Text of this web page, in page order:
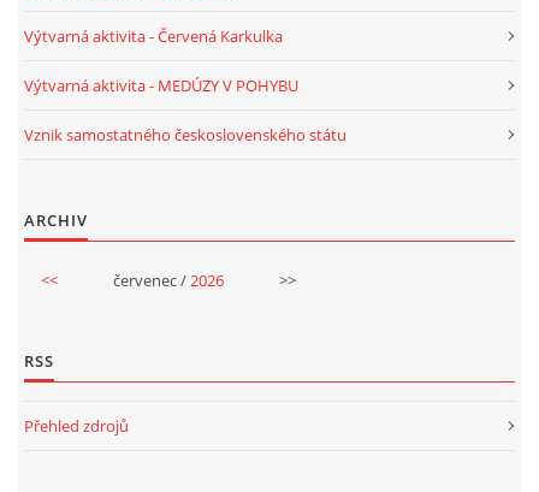
SMYSLOVÁ AKTIVITA
Výtvarná aktivita - Červená Karkulka
Výtvarná aktivita - MEDÚZY V POHYBU
Vznik samostatného československého státu
ARCHIV
<< červenec /2026 >>
RSS
Přehled zdrojů